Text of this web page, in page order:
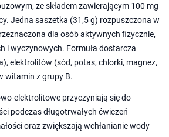
ze składem zawierającym 100 mg
Jedna saszetka (31,5 g) rozpuszczona w
dla osób aktywnych fizycznie,
i wyczynowych. Formuła dostarcza
elektrolitów (sód, potas, chlorki, magnez,
witamin z grupy B.
elektrolitowe przyczyniają się do
podczas długotrwałych ćwiczeń
oraz zwiększają wchłanianie wody